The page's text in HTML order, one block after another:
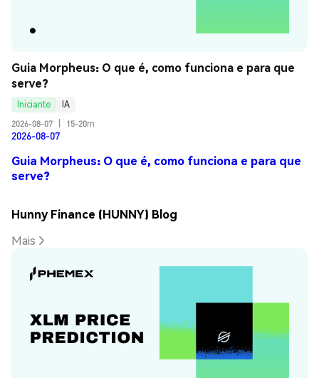
Guia Morpheus: O que é, como funciona e para que
serve?
Iniciante
IA
2026-08-07
15-20m
2026-08-07
Guia Morpheus: O que é, como funciona e para que
serve?
Hunny Finance (HUNNY) Blog
Mais